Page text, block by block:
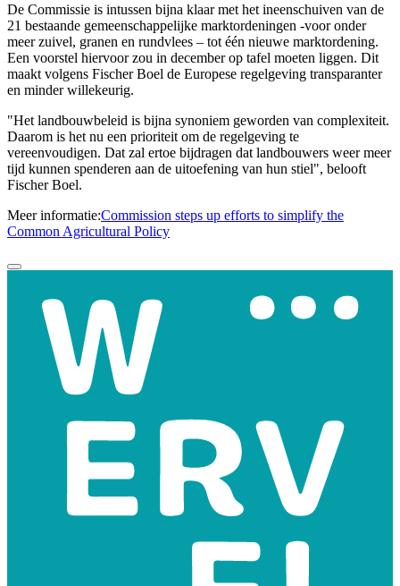
De Commissie is intussen bijna klaar met het ineenschuiven van de
21 bestaande gemeenschappelijke marktordeningen -voor onder
meer zuivel, granen en rundvlees – tot één nieuwe marktordening.
Een voorstel hiervoor zou in december op tafel moeten liggen. Dit
maakt volgens Fischer Boel de Europese regelgeving transparanter
en minder willekeurig.
"Het landbouwbeleid is bijna synoniem geworden van complexiteit.
Daarom is het nu een prioriteit om de regelgeving te
vereenvoudigen. Dat zal ertoe bijdragen dat landbouwers weer meer
tijd kunnen spenderen aan de uitoefening van hun stiel", belooft
Fischer Boel.
Meer informatie:Commission steps up efforts to simplify the
Common Agricultural Policy